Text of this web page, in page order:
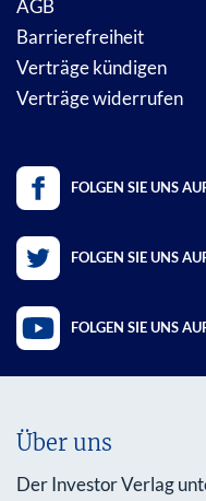
AGB
Barrierefreiheit
Verträge kündigen
Verträge widerrufen
FOLGEN SIE UNS
FOLGEN SIE UNS
FOLGEN SIE UNS
Über uns
Der Investor Verlag